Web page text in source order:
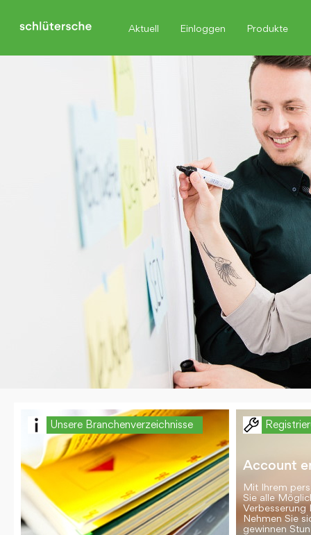
Aktuell Einloggen Produkte
Unsere Branchenverzeichnisse
Account
Mit Ihrem
Sie alle
Verbesserung
Nehmen Sie
gewinnen